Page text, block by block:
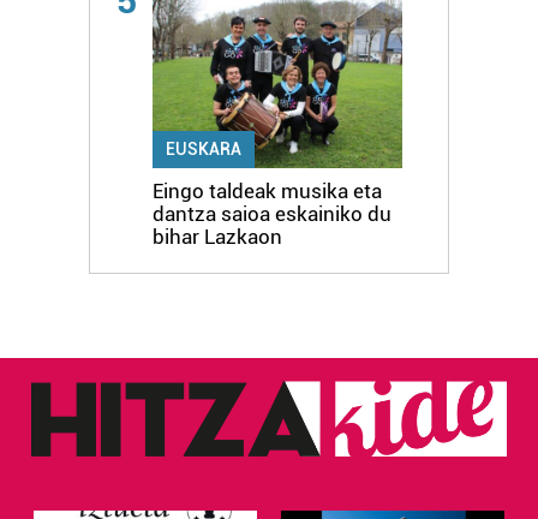
EUSKARA
Eingo taldeak musika eta
dantza saioa eskainiko du
bihar Lazkaon